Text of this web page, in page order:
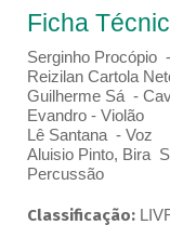
Ficha
Serginho Procópio
Reizilan Cartola
Guilherme Sá -
Evandro - Violão
Lê Santana - Voz
Aluisio Pinto, Bira
Percussão
Classificação: